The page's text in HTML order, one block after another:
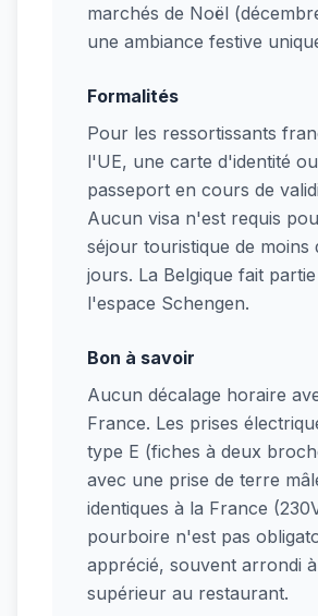
marchés de Noël
une ambiance festive
Formalités
Pour les ressortissants
l'UE, une carte d'identité
passeport en cours de
Aucun visa n'est requis
séjour touristique de moins
jours. La Belgique fait
l'espace Schengen.
Bon à savoir
Aucun décalage horaire
France. Les prises
type E (fiches à deux
avec une prise de terre
identiques à la France
pourboire n'est pas
apprécié, souvent arrondi
supérieur au restaurant.